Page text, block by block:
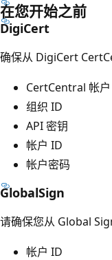
在您开始之前
DigiCert
确保从 DigiCert
CertCentral 帐
组织 ID
API 密钥
帐户 ID
帐户密码
GlobalSign
请确保您从 Global
帐户 ID